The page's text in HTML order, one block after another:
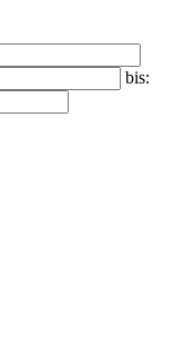
bis: